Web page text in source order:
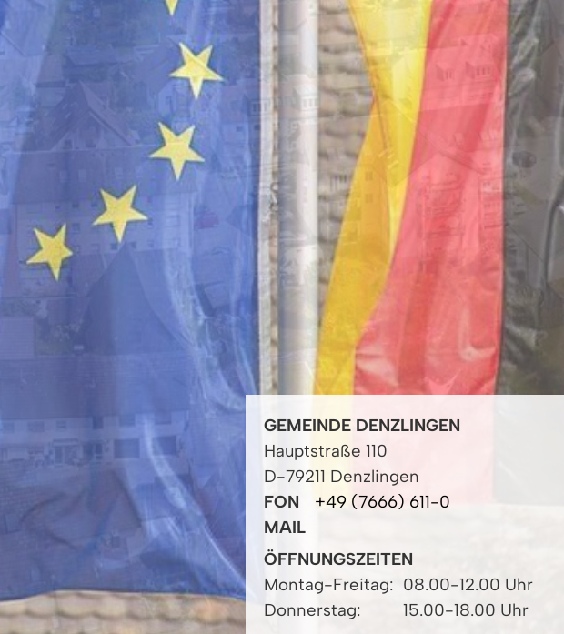
GEMEINDE DENZLINGEN
Hauptstraße 110
D-79211 Denzlingen
FON
+49 (7666) 611-0
MAIL
ÖFFNUNGSZEITEN
Montag-Freitag: 08.00-12.00 Uhr
Donnerstag:
15.00-18.00 Uhr